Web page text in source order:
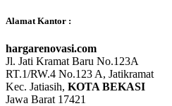
Alamat Kantor :
hargarenovasi.com
Jl. Jati Kramat Baru No.123A
RT.1/RW.4 No.123 A, Jatikramat
Kec. Jatiasih, KOTA BEKASI
Jawa Barat 17421